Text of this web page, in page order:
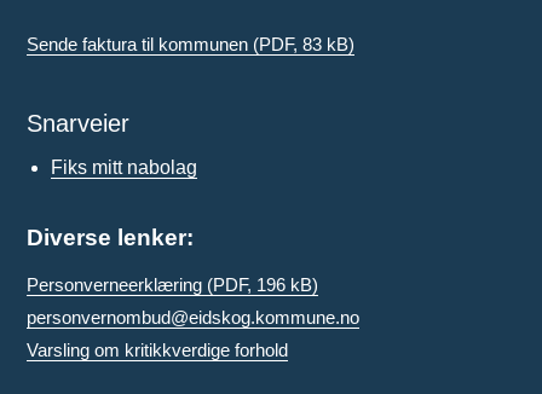
Sende faktura til kommunen (PDF, 83 kB)
Snarveier
Fiks mitt nabolag
Diverse lenker:
Personverneerklæring (PDF, 196 kB)
personvernombud@eidskog.kommune.no
Varsling om kritikkverdige forhold